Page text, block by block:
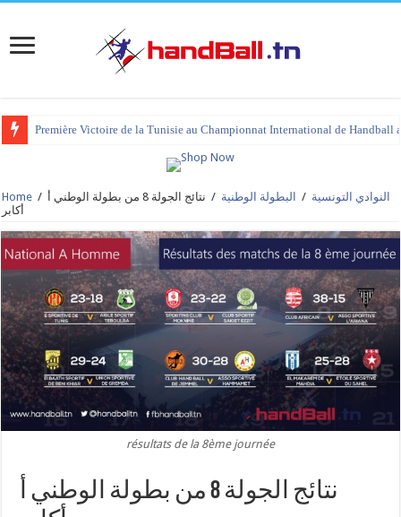
Première Victoire de la Tunisie au Championnat International de Handball
tournoi international Hammamet 2023 : programme et liste des joueurs
Home / النوادي التونسية / البطولة الوطنية /
نتائج الجولة 8 من بطولة الوطني أ
أكابر
résultats de la 8ème journée
نتائج الجولة 8 من بطولة الوطني أ